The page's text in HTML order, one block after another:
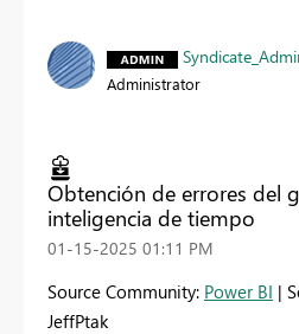
Administrator
Obtención de errores del
inteligencia de tiempo
‎01-15-2025 01:11 PM
Source Community: Power BI |
JeffPtak